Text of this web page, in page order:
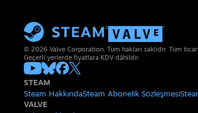
© 2026 Valve Corporation. Tüm hakları saklıdır. Tüm
Geçerli yerlerde fiyatlara KDV dâhildir.
STEAM
Steam HakkındaSteam Abonelik Sözleşmesi
VALVE